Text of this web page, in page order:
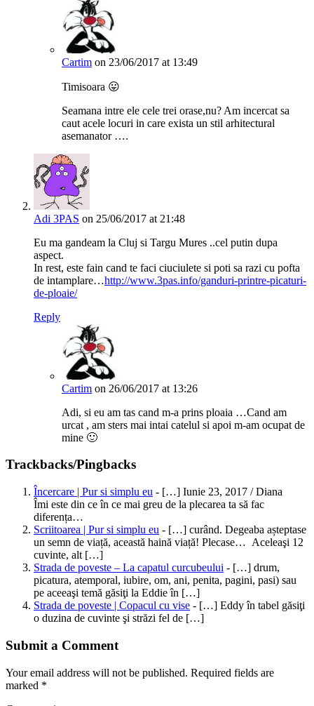
Cartim on 23/06/2017 at 13:49
Timisoara 😛
Seamana intre ele cele trei orase,nu? Am incercat sa
caut acele locuri in care exista un stil arhitectural
asemanator ….
Adi 3PAS on 25/06/2017 at 21:48
Eu ma gandeam la Cluj si Targu Mures ..cel putin dupa
aspect.
In rest, este fain cand te faci ciuciulete si poti sa razi cu pofta
de intamplare…http://www.3pas.info/ganduri-printre-picaturi-
de-ploaie/
Reply
Cartim on 26/06/2017 at 13:26
Adi, si eu am tas cand m-a prins ploaia …Cand am
urcat , am sters mai intai catelul si apoi m-am ocupat de
mine 🙂
Trackbacks/Pingbacks
Încercare | Pur si simplu eu - […] Iunie 23, 2017 / Diana
Îmi este din ce în ce mai greu de la plecarea ta să fac
diferența…
Scriitoarea | Pur si simplu eu - […] curând. Degeaba așteptase
un semn de viață, această haină viață! Plecase… Aceleaşi 12
cuvinte, alt […]
Strada de poveste – La capatul curcubeului - […] drum,
picatura, atemporal, iubire, om, ani, penita, pagini, pasi) sau
pe aceeaşi temă găsiţi la Eddie în […]
Strada de poveste | Copacul cu vise - […] Eddy în tabel găsiţi
o duzina de cuvinte şi străzi fel de […]
Submit a Comment
Your email address will not be published. Required fields are
marked *